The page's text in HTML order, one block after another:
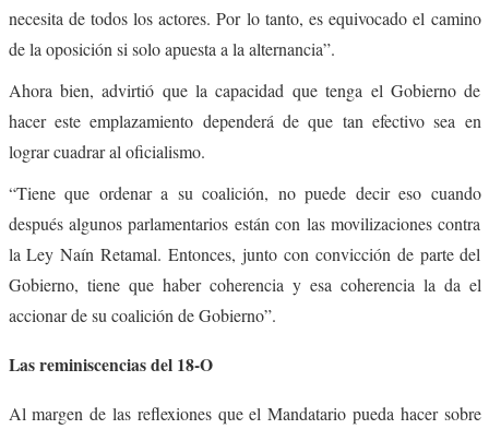
necesita de todos los actores. Por lo tanto, es equivocado el camino
de la oposición si solo apuesta a la alternancia”.
Ahora bien, advirtió que la capacidad que tenga el Gobierno de
hacer este emplazamiento dependerá de que tan efectivo sea en
lograr cuadrar al oficialismo.
“Tiene que ordenar a su coalición, no puede decir eso cuando
después algunos parlamentarios están con las movilizaciones contra
la Ley Naín Retamal. Entonces, junto con convicción de parte del
Gobierno, tiene que haber coherencia y esa coherencia la da el
accionar de su coalición de Gobierno”.
Las reminiscencias del 18-O
Al margen de las reflexiones que el Mandatario pueda hacer sobre